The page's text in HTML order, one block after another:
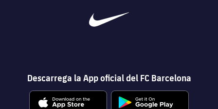
Descarrega la App oficial del FC Barcelona